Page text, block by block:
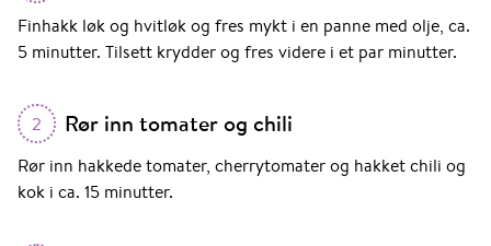
Finhakk løk og hvitløk og fres mykt i en panne med olje, ca.
5 minutter. Tilsett krydder og fres videre i et par minutter.
2 Rør inn tomater og chili
Rør inn hakkede tomater, cherrytomater og hakket chili og
kok i ca. 15 minutter.